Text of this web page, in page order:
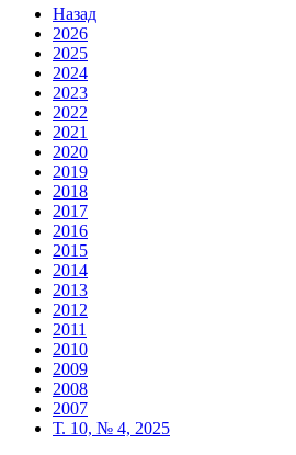
Назад
2026
2025
2024
2023
2022
2021
2020
2019
2018
2017
2016
2015
2014
2013
2012
2011
2010
2009
2008
2007
Т. 10, № 4, 2025